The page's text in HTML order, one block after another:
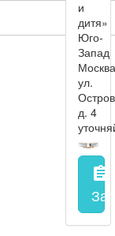
и
дитя»
Юго-
Запад
ул.
д. 4
assignment